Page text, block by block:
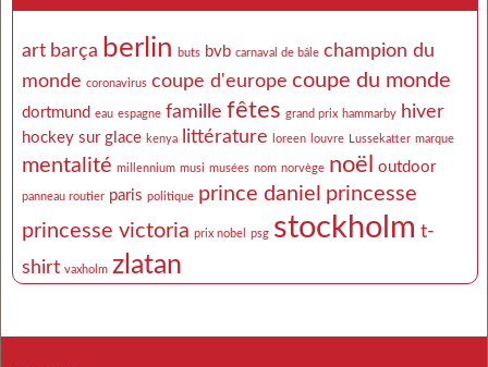
art barça berlin buts bvb carnaval de bâle champion du
monde coronavirus coupe d'europe coupe du monde
dortmund eau espagne famille fêtes grand prix hammarby hiver
hockey sur glace kenya littérature loreen louvre Lussekatter marque
mentalité millennium musi musées nom norvège noël outdoor
panneau routier paris politique prince daniel princesse
princesse victoria prix nobel psg stockholm t-
shirt vaxholm zlatan